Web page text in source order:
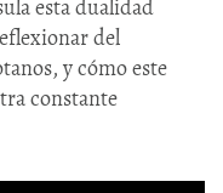
esta dualidad
del
y cómo este
constante